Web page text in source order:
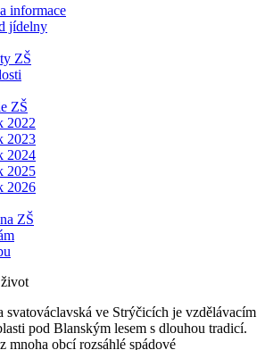
informace
jídelny
ZŠ
ZŠ
2022
2023
2024
2025
2026
ZŠ
svatováclavská ve Strýčicích je vzdělávacím
pod Blanským lesem s dlouhou tradicí.
mnoha obcí rozsáhlé spádové